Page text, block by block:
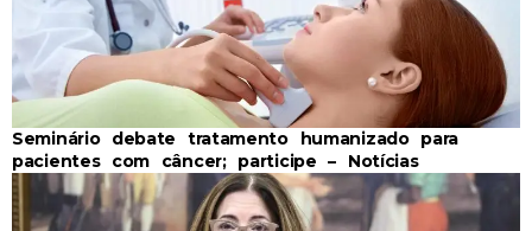
Seminário debate tratamento humanizado para
pacientes com câncer; participe – Notícias